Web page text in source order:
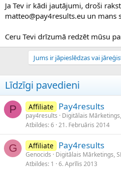
Ja Tev ir kādi jautājumi, droši
matteo@pay4results.eu un mans
Ceru Tevi drīzumā redzēt mūsu
Jums ir jāpieslēdzas vai
Līdzīgi pavedieni
P Affiliate Pay4results
pay4results
Digitālais
Atbildes 6 21. Februāris 2014
G Affiliate Pay4results
Genocids
Digitālais Mārketings,
Atbildes 1 6. Aprīlis 2013